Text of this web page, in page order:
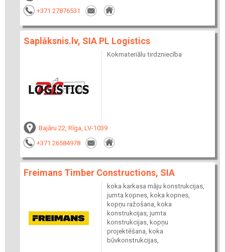
+371 27876531
Saplāksnis.lv, SIA PL Logistics
Kokmateriālu tirdzniecība
Bajāru 22, Rīga, LV-1039
+371 26584978
Freimans Timber Constructions, SIA
koka karkasa māju konstrukcijas,
jumta kopnes, koka kopnes,
kopņu ražošana, koka
konstrukcijas, jumta
konstrukcijas, kopņu
projektēšana, koka
būvkonstrukcijas,